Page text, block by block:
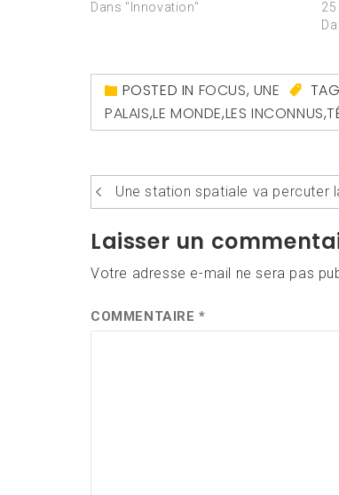
Dans "Innovation"
POSTED IN FOCUS, UNE
PALAIS,LE MONDE,LES INCONNUS,
Navigation
de
l’article
Une station spatiale va percuter
Laisser un
Votre adresse e-mail ne sera pas
COMMENTAIRE*